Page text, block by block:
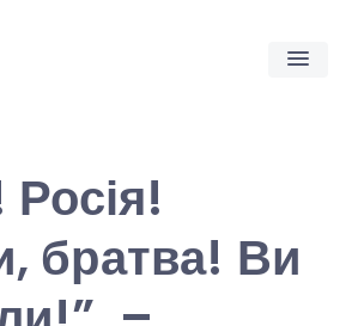
Росія!
братва! Ви